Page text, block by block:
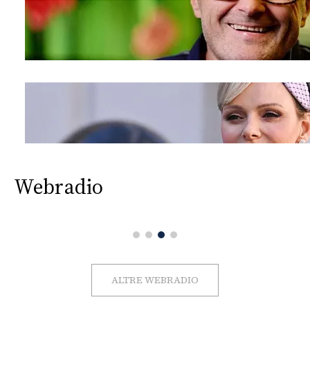
Webradio
ALTRE WEBRADIO